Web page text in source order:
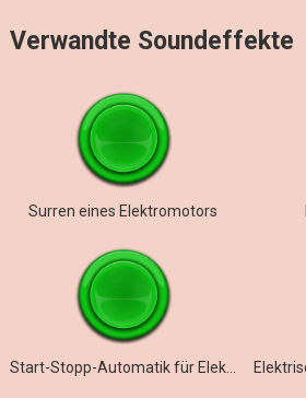
Verwandte Soundeffekte
Surren eines Elektromotors
Start-Stopp-Automatik für Elektromotor